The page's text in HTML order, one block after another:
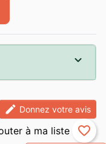
edit Donnez votre avis
favorite_border